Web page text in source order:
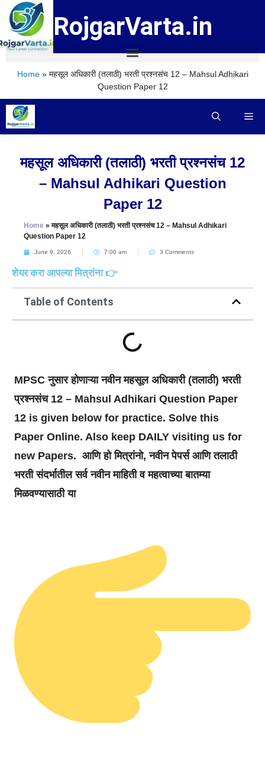
RojgarVarta.in
Home» महसूल अधिकारी (तलाठी) भरती प्रश्नसंच 12 – Mahsul Adhikari
Question Paper 12
महसूल अधिकारी (तलाठी) भरती प्रश्नसंच 12
– Mahsul Adhikari Question
Paper 12
Home »महसूल अधिकारी (तलाठी) भरती प्रश्नसंच 12 – Mahsul Adhikari
Question Paper 12
June 9, 2026 7:00 am 3 Comments
शेयर करा आपल्या मित्रांना 👉
Table of Contents
MPSC नुसार होणाऱ्या नवीन महसूल अधिकारी (तलाठी) भरती
प्रश्नसंच 12 – Mahsul Adhikari Question Paper
12 is given below for practice. Solve this
Paper Online. Also keep DAILY visiting us for
new Papers. आणि हो मित्रांनो, नवीन पेपर्स आणि तलाठी
भरती संदर्भातील सर्व नवीन माहिती व महत्वाच्या बातम्या
मिळवण्यासाठी या